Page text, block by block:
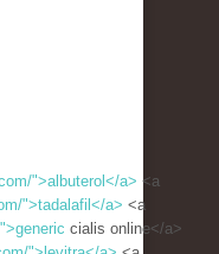
">albuterol</a> <a
">tadalafil</a> <a
cialis online</a>